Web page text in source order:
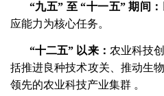
“九五” 至 “十一五” 期间：
应能力为核心任务。
“十二五” 以来： 农业科技
括推进良种技术攻关、推动生
领先的农业科技产业集群 。